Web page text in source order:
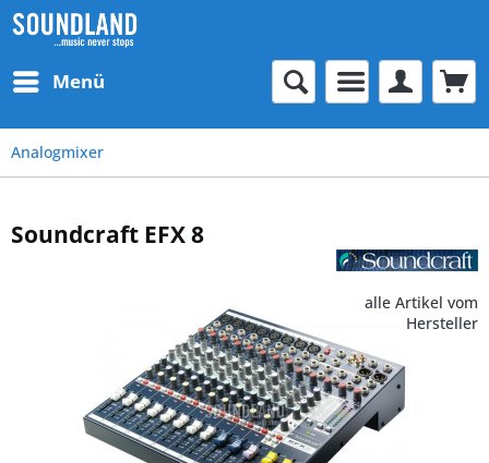
Menü
Analogmixer
Soundcraft EFX 8
alle Artikel vom
Hersteller